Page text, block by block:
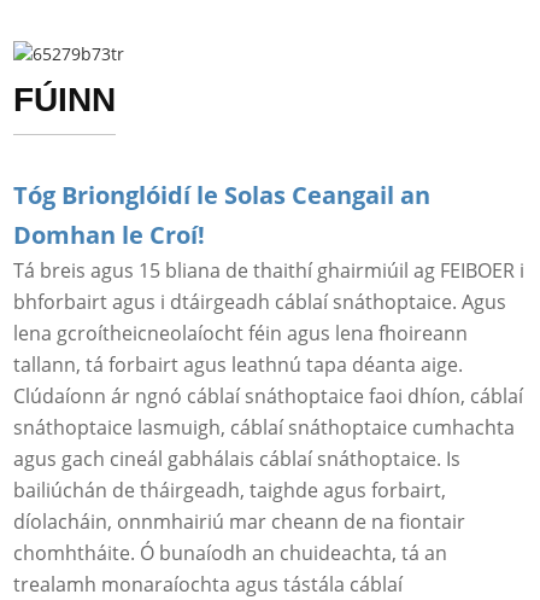
FÚINN
Tóg Brionglóidí le Solas Ceangail an
Domhan le Croí!
Tá breis agus 15 bliana de thaithí ghairmiúil ag FEIBOER i
bhforbairt agus i dtáirgeadh cáblaí snáthoptaice. Agus
lena gcroítheicneolaíocht féin agus lena fhoireann
tallann, tá forbairt agus leathnú tapa déanta aige.
Clúdaíonn ár ngnó cáblaí snáthoptaice faoi dhíon, cáblaí
snáthoptaice lasmuigh, cáblaí snáthoptaice cumhachta
agus gach cineál gabhálais cáblaí snáthoptaice. Is
bailiúchán de tháirgeadh, taighde agus forbairt,
díolacháin, onnmhairiú mar cheann de na fiontair
chomhtháite. Ó bunaíodh an chuideachta, tá an
trealamh monaraíochta agus tástála cáblaí